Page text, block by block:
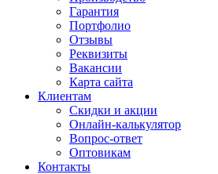
Гарантия
Портфолио
Отзывы
Реквизиты
Вакансии
Карта сайта
Клиентам
Скидки и акции
Онлайн-калькулятор
Вопрос-ответ
Оптовикам
Контакты